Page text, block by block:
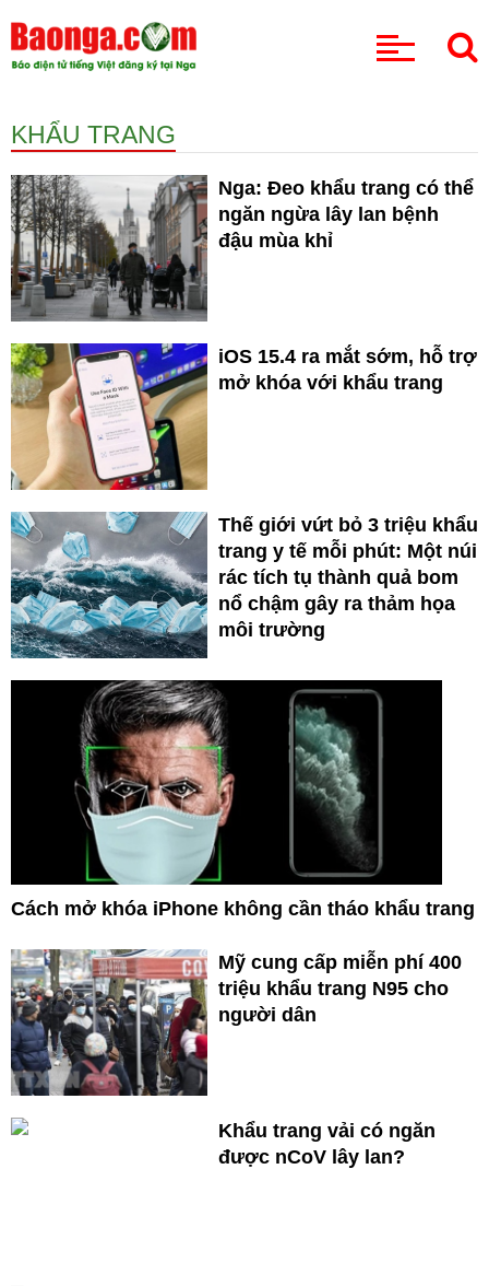
KHẨU TRANG
Nga: Đeo khẩu trang có thể
ngăn ngừa lây lan bệnh
đậu mùa khỉ
iOS 15.4 ra mắt sớm, hỗ trợ
mở khóa với khẩu trang
Thế giới vứt bỏ 3 triệu khẩu
trang y tế mỗi phút: Một núi
rác tích tụ thành quả bom
nổ chậm gây ra thảm họa
môi trường
Cách mở khóa iPhone không cần tháo khẩu trang
Mỹ cung cấp miễn phí 400
triệu khẩu trang N95 cho
người dân
Khẩu trang vải có ngăn
được nCoV lây lan?